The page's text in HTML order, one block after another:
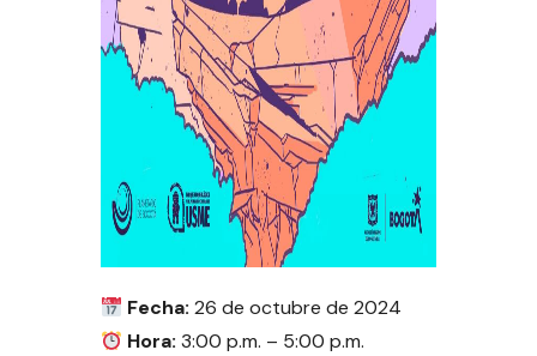
Fecha: 26 de octubre de 2024
Hora: 3:00 p.m. – 5:00 p.m.